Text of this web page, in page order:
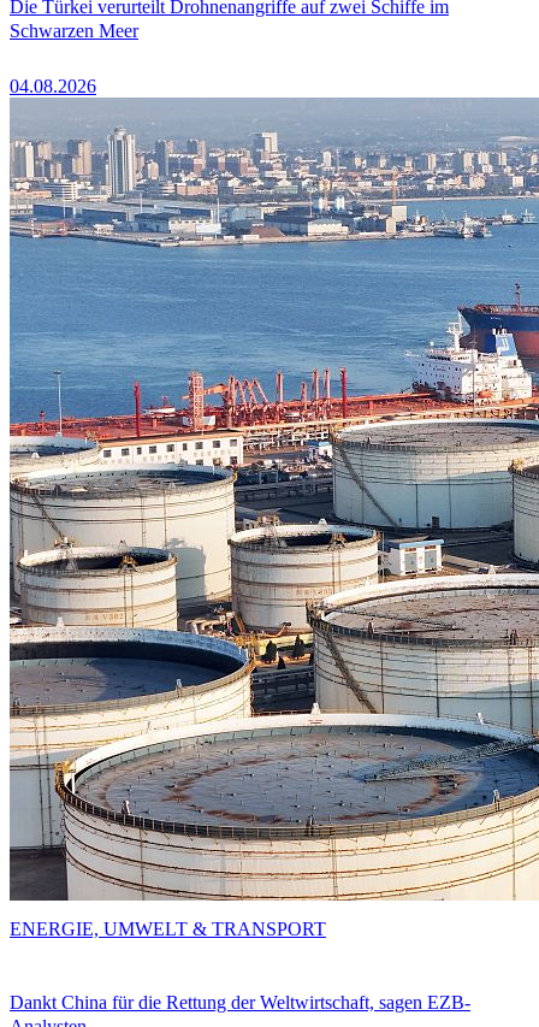
Die Türkei verurteilt Drohnenangriffe auf zwei Schiffe im
Schwarzen Meer
04.08.2026
Dankt China für die Rettung der Weltwirtschaft, sagen EZB-
ENERGIE, UMWELT & TRANSPORT